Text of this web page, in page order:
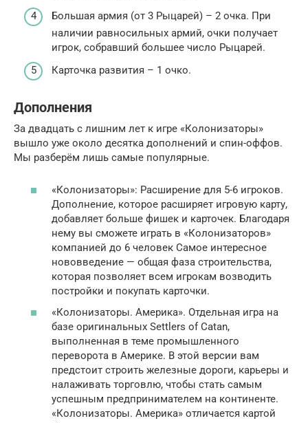
Большая армия (от 3 Рыцарей) – 2 очка. При
наличии равносильных армий, очки получает
игрок, собравший большее число Рыцарей.
Карточка развития – 1 очко.
Дополнения
За двадцать с лишним лет к игре «Колонизаторы»
вышло уже около десятка дополнений и спин-оффов.
Мы разберём лишь самые популярные.
«Колонизаторы»: Расширение для 5-6 игроков.
Дополнение, которое расширяет игровую карту,
добавляет больше фишек и карточек. Благодаря
нему вы сможете играть в «Колонизаторов»
компанией до 6 человек Самое интересное
нововведение — общая фаза строительства,
которая позволяет всем игрокам возводить
постройки и покупать карточки.
«Колонизаторы. Америка». Отдельная игра на
базе оригинальных Settlers of Catan,
выполненная в теме промышленного
переворота в Америке. В этой версии вам
предстоит строить железные дороги, карьеры и
налаживать торговлю, чтобы стать самым
успешным предпринимателем на континенте.
«Колонизаторы. Америка» отличается картой